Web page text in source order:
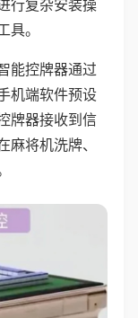
行复杂安装操
。
能控牌器通过
机端软件预设
牌器接收到信
将机洗牌、